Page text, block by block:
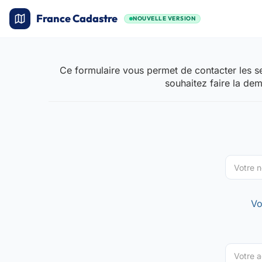
France Cadastre NOUVELLE VERSION
Ce formulaire vous permet de contacter les
souhaitez faire la